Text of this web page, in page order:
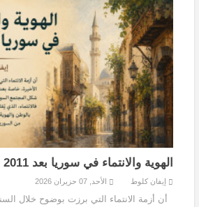
الهوية والانتماء في سوريا بعد 2011
إيفان كلوط الأحد, 07 حزيران 2026
أن أزمة الانتماء التي برزت بوضوح خلال